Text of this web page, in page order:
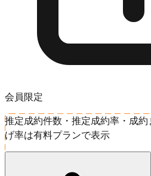
会員限定
推定成約件数・推定成約率・成
げ率は有料プランで表示